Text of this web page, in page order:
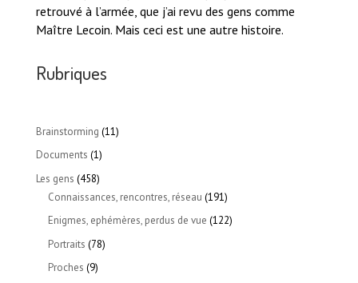
retrouvé à l’armée, que j’ai revu des gens comme
Maître Lecoin. Mais ceci est une autre histoire.
Rubriques
Brainstorming (11)
Documents (1)
Les gens (458)
Connaissances, rencontres, réseau (191)
Enigmes, ephémères, perdus de vue (122)
Portraits (78)
Proches (9)